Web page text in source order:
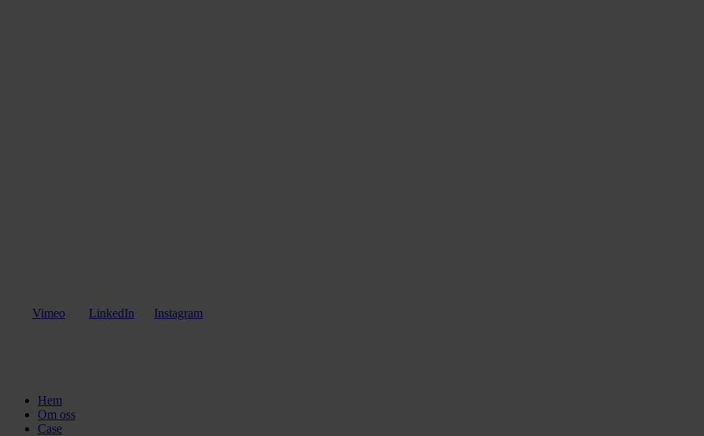
Vimeo LinkedIn Instagram
Close
Menu
Hem
Om oss
Case